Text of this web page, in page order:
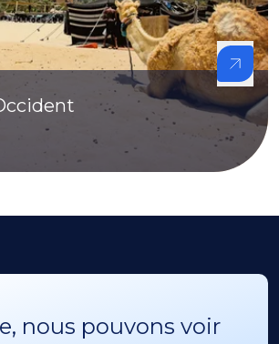
nous pouvons voir